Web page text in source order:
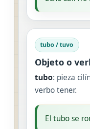
tubo / tuvo
Objeto o
tubo: pieza
verbo tener.
El tubo se